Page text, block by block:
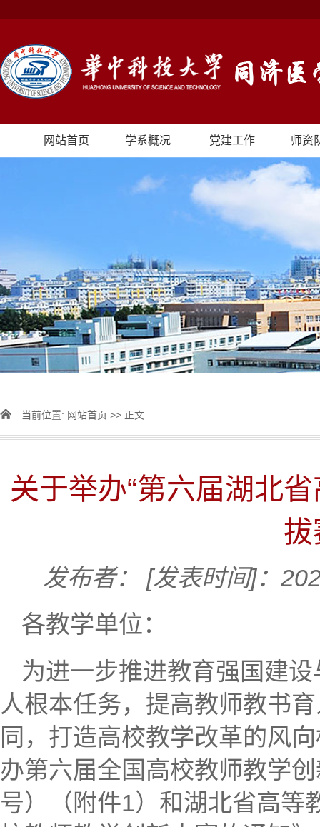
网站首页 学系概况 党建工作 师资
当前位置: 网站首页 >> 正文
关于举办“第六届湖北
发布者：
[发表时间]：
各教学单位：
为进一步推进教育强国建
人根本任务，提高教师教书
同，打造高校教学改革的风
办第六届全国高校教师教学
号）（附件1）和湖北省高等